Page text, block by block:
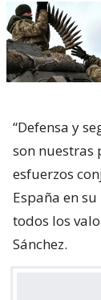
“Defensa y
son nuestras
esfuerzos
España en
todos los
Sánchez.